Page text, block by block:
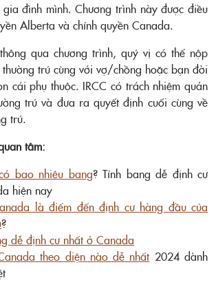
gia đình mình. Chương trình này được điều
Alberta và chính quyền Canada.
qua chương trình, quý vị có thể nộp
trú cùng với vợ/chồng hoặc bạn đời
cái phụ thuộc. IRCC có trách nhiệm quản
trú và đưa ra quyết định cuối cùng về
trú.
tâm:
bao nhiêu bang? Tỉnh bang dễ định cư
hiện nay
là điểm đến định cư hàng đầu của
?
dễ định cư nhất ở Canada
theo diện nào dễ nhất 2024 dành